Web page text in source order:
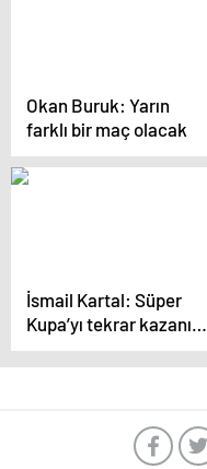
Okan Buruk: Yarın
farklı bir maç olacak
İsmail Kartal: Süper
Kupa’yı tekrar kazanıp
camiamı mutlu etmek
istiyorum